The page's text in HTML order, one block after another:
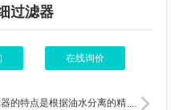
过滤器
在线询价
的特点是根据油水分离的精....